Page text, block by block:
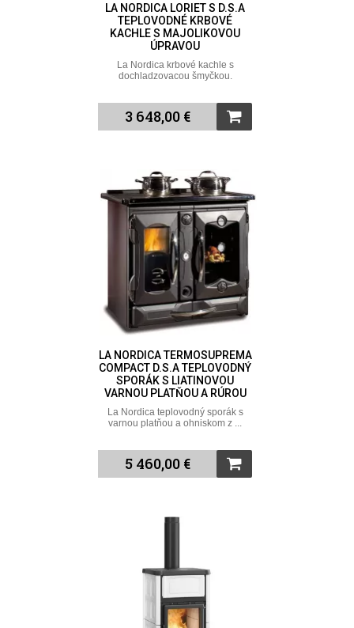
LA NORDICA LORIET S D.S.A
TEPLOVODNÉ KRBOVÉ
KACHLE S MAJOLIKOVOU
ÚPRAVOU
La Nordica krbové kachle s
dochladzovacou šmyčkou.
3 648,00 €
LA NORDICA TERMOSUPREMA
COMPACT D.S.A TEPLOVODNÝ
SPORÁK S LIATINOVOU
VARNOU PLATŇOU A RÚROU
La Nordica teplovodný sporák s
varnou platňou a ohniskom z ...
5 460,00 €